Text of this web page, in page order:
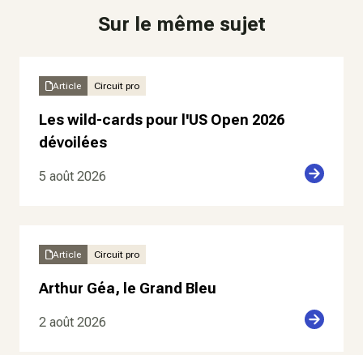
Sur le même sujet
Article Circuit pro
Les wild-cards pour l'US Open 2026
dévoilées
5 août 2026
Article Circuit pro
Arthur Géa, le Grand Bleu
2 août 2026